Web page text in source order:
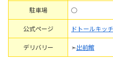
駐車場 ○
公式ページ ドトールキッ
デリバリー ➣出前館